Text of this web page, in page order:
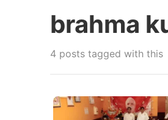
brahma
4 posts tagged with this